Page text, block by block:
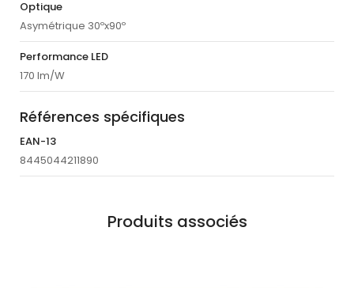
Optique
Asymétrique 30ºx90º
Performance LED
170 lm/W
Références spécifiques
EAN-13
8445044211890
Produits associés